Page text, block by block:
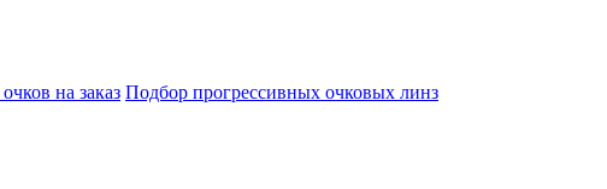
на заказ Подбор прогрессивных очковых линз